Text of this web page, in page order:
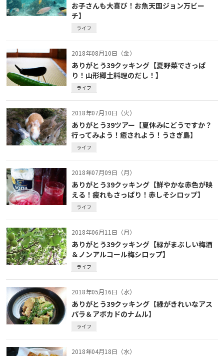
お子さんも大喜び！お魚天国ジョン万ビー
チ】
ライフ
2018年08月10日（金）
ありがとう39クッキング【夏野菜でさっぱ
り！山形郷土料理のだし！】
ライフ
2018年07月10日（火）
ありがとう39ツアー【夏休みにどうですか？
行ってみよう！癒されよう！うさぎ島】
ライフ
2018年07月09日（月）
ありがとう39クッキング【鮮やかな赤色が映
える！疲れもさっぱり！赤しそシロップ】
ライフ
2018年06月11日（月）
ありがとう39クッキング【緑がまぶしい梅酒
＆ノンアルコール梅シロップ】
ライフ
2018年05月16日（水）
ありがとう39クッキング【緑がきれいなアス
パラ＆アボカドのナムル】
ライフ
2018年04月18日（水）